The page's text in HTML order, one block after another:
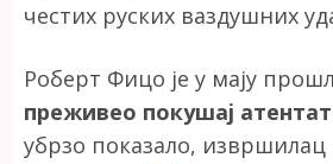
честих руских ваздушних
Роберт Фицо је у мају
преживео покушај
убрзо показало, извршилац